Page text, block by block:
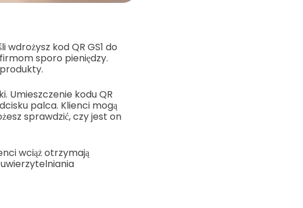
kod QR GS1 do
sporo pieniędzy.
Umieszczenie kodu QR
palca. Klienci mogą
sprawdzić, czy jest on
wciąż otrzymają
uwierzytelniania